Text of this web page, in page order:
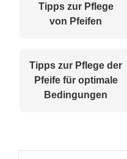
Tipps zur Pflege
von Pfeifen
Tipps zur Pflege der
Pfeife für optimale
Bedingungen